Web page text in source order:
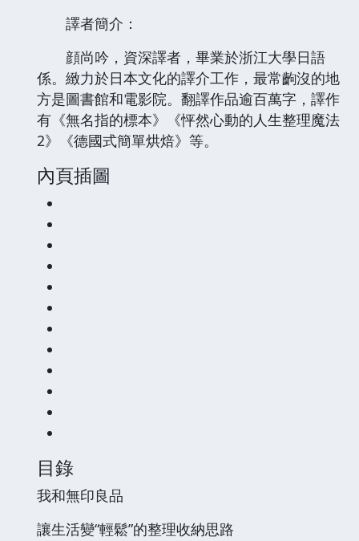
譯者簡介：
顔尚吟，資深譯者，畢業於浙江大學日語
係。緻力於日本文化的譯介工作，最常齣沒的地
方是圖書館和電影院。翻譯作品逾百萬字，譯作
有《無名指的標本》《怦然心動的人生整理魔法
2》《德國式簡單烘焙》等。
內頁插圖
目錄
我和無印良品
讓生活變“輕鬆”的整理收納思路